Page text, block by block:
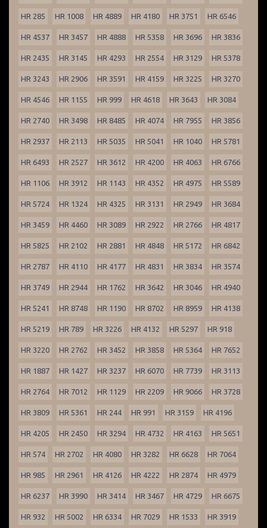
HR 285 HR 1008 HR 4889 HR 4180 HR 3751 HR 6546
HR 4537 HR 3457 HR 4888 HR 5358 HR 3696 HR 3836
HR 2435 HR 3145 HR 4293 HR 2554 HR 3129 HR 5378
HR 3243 HR 2906 HR 3591 HR 4159 HR 3225 HR 3270
HR 4546 HR 1155 HR 999 HR 4618 HR 3643 HR 3084
HR 2740 HR 3498 HR 8485 HR 4074 HR 7955 HR 3856
HR 2937 HR 2113 HR 5035 HR 5041 HR 1040 HR 5781
HR 6493 HR 2527 HR 3612 HR 4200 HR 4063 HR 6766
HR 1106 HR 3912 HR 1143 HR 4352 HR 4975 HR 5589
HR 5724 HR 1324 HR 4325 HR 3131 HR 2949 HR 3684
HR 3459 HR 4460 HR 3089 HR 2922 HR 2766 HR 4817
HR 5825 HR 2102 HR 2881 HR 4848 HR 5172 HR 6842
HR 2787 HR 4110 HR 4177 HR 4831 HR 3834 HR 3574
HR 3749 HR 2944 HR 1762 HR 3642 HR 3046 HR 4940
HR 5241 HR 8748 HR 1190 HR 8702 HR 8959 HR 4138
HR 5219 HR 789 HR 3226 HR 4132 HR 5297 HR 918
HR 3220 HR 2762 HR 3452 HR 3858 HR 5364 HR 7652
HR 1887 HR 1427 HR 3237 HR 6070 HR 7739 HR 3113
HR 2764 HR 7012 HR 1129 HR 2209 HR 9066 HR 3728
HR 3809 HR 5361 HR 244 HR 991 HR 3159 HR 4196
HR 4205 HR 2450 HR 3294 HR 4732 HR 4163 HR 5651
HR 574 HR 2702 HR 4080 HR 3282 HR 6628 HR 7064
HR 985 HR 2961 HR 4126 HR 4222 HR 2874 HR 4979
HR 6237 HR 3990 HR 3414 HR 3467 HR 4729 HR 6675
HR 932 HR 5002 HR 6334 HR 7029 HR 1533 HR 3919